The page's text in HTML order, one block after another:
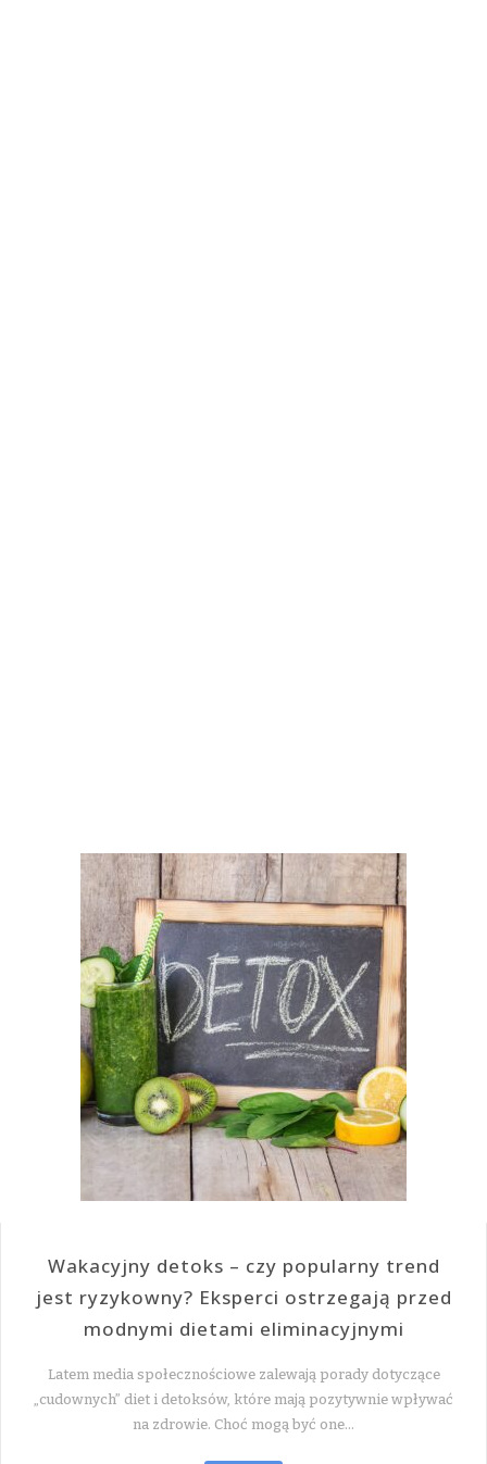
Wakacyjny detoks – czy popularny trend
jest ryzykowny? Eksperci ostrzegają przed
modnymi dietami eliminacyjnymi
Latem media społecznościowe zalewają porady dotyczące
„cudownych” diet i detoksów, które mają pozytywnie wpływać
na zdrowie. Choć mogą być one…